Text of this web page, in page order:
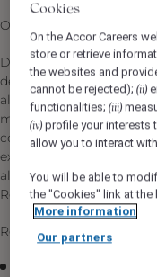
Objetivo del Puesto
Dirigir, coordinar y
departamento de Ama
altos estándares de
mantenimiento estético
comunes del Club,
excepcional para
alineada con los
Resorts.
Responsabilidades
Supervisar
Cookies
On the Accor Careers
store or retrieve
the websites and
cannot be rejected);(ii)
functionalities;(iii)
(iv) profile your interests
allow you to interact
You will be able to
the "Cookies" link at
More information
Our partners